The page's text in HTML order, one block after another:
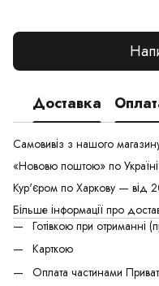
Доставка
Самовивіз з нашого
«Нововю поштою» по Україні
Кур'єром по Харкову — від
Більше інформації про
Готівкою при отриманні
Карткою
Оплата частинами